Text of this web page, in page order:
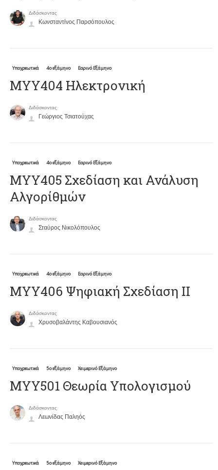
Διδάσκοντας
Κωνσταντίνος Παρσόπουλος
Υποχρεωτικά 4ο εξάμηνο Εαρινό Εξάμηνο
ΜΥΥ404 Ηλεκτρονική
Διδάσκοντας
Γεώργιος Τσιατούχας
Υποχρεωτικά 4ο εξάμηνο Εαρινό Εξάμηνο
ΜΥΥ405 Σχεδίαση και Ανάλυση
Αλγορίθμών
Διδάσκοντας
Σταύρος Νικολόπουλος
Υποχρεωτικά 4ο εξάμηνο Εαρινό Εξάμηνο
ΜΥΥ406 Ψηφιακή Σχεδίαση ΙΙ
Διδάσκοντας
Χρυσοβαλάντης Καβουσιανός
Υποχρεωτικά 5ο εξάμηνο Χειμερινό Εξάμηνο
ΜΥΥ501 Θεωρία Υπολογισμού
Διδάσκοντας
Λεωνίδας Παληός
Υποχρεωτικά 5ο εξάμηνο Χειμερινό Εξάμηνο